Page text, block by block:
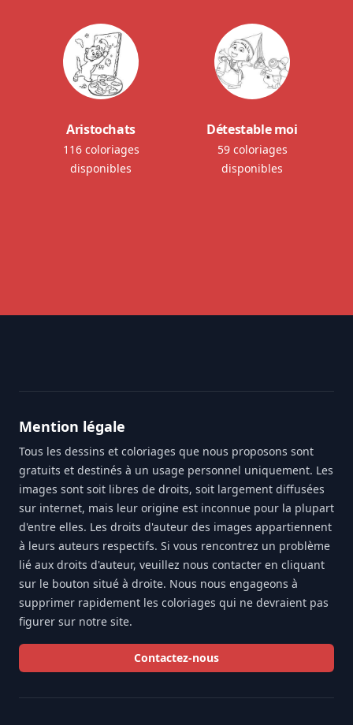
Aristochats
116 coloriages
disponibles
Détestable moi
59 coloriages
disponibles
Mention légale
Tous les dessins et coloriages que nous proposons sont
gratuits et destinés à un usage personnel uniquement. Les
images sont soit libres de droits, soit largement diffusées
sur internet, mais leur origine est inconnue pour la plupart
d'entre elles. Les droits d'auteur des images appartiennent
à leurs auteurs respectifs. Si vous rencontrez un problème
lié aux droits d'auteur, veuillez nous contacter en cliquant
sur le bouton situé à droite. Nous nous engageons à
supprimer rapidement les coloriages qui ne devraient pas
figurer sur notre site.
Contactez-nous